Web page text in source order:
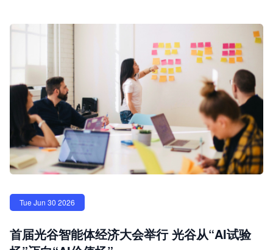
Tue Jun 30 2026
首届光谷智能体经济大会举行 光谷从“AI试验